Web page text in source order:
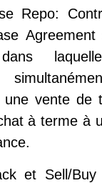
Repo:
dans
une vente de
à terme à
et Sell/